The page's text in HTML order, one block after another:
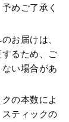
めご了承く
お届けは、
るため、ご
い場合があ
の本数によ
ティックの